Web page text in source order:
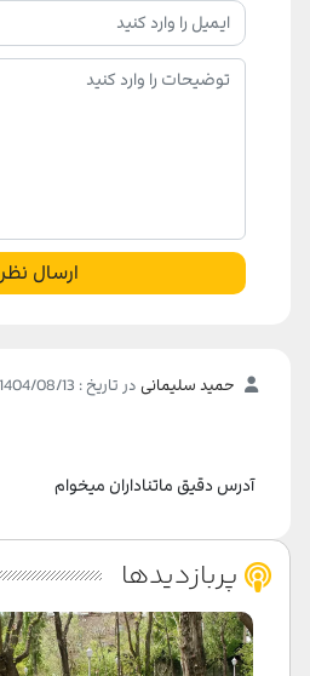
ارسال نظر
حمید سلیمانیدر تاریخ : 1404/08/13
آدرس دقیق ماتناداران میخوام
پربازدیدها